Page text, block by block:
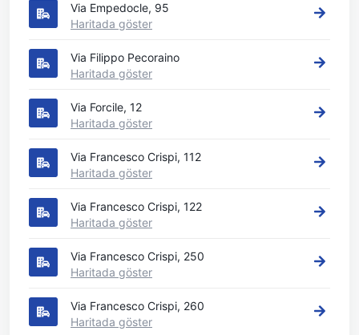
Via Empedocle, 95
Haritada göster
Via Filippo Pecoraino
Haritada göster
Via Forcile, 12
Haritada göster
Via Francesco Crispi, 112
Haritada göster
Via Francesco Crispi, 122
Haritada göster
Via Francesco Crispi, 250
Haritada göster
Via Francesco Crispi, 260
Haritada göster